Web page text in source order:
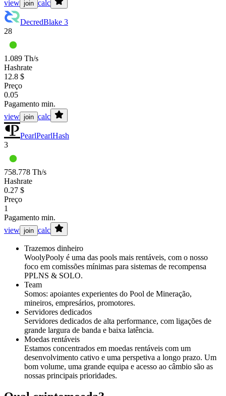
view join calc
DecredBlake 3
28
1.089 Th/s
Hashrate
12.8 $
Preço
0.05
Pagamento min.
view join calc
PearlPearlHash
3
758.778 Th/s
Hashrate
0.27 $
Preço
1
Pagamento min.
view join calc
Trazemos dinheiro
WoolyPooly é uma das pools mais rentáveis, com o nosso
foco em comissões mínimas para sistemas de recompensa
PPLNS & SOLO.
Team
Somos: apoiantes experientes do Pool de Mineração,
mineiros, empresários, promotores.
Servidores dedicados
Servidores dedicados de alta performance, com ligações de
grande largura de banda e baixa latência.
Moedas rentáveis
Estamos concentrados em moedas rentáveis com um
desenvolvimento cativo e uma perspetiva a longo prazo. Um
bom volume, uma grande equipa e acesso ao câmbio são as
nossas principais prioridades.